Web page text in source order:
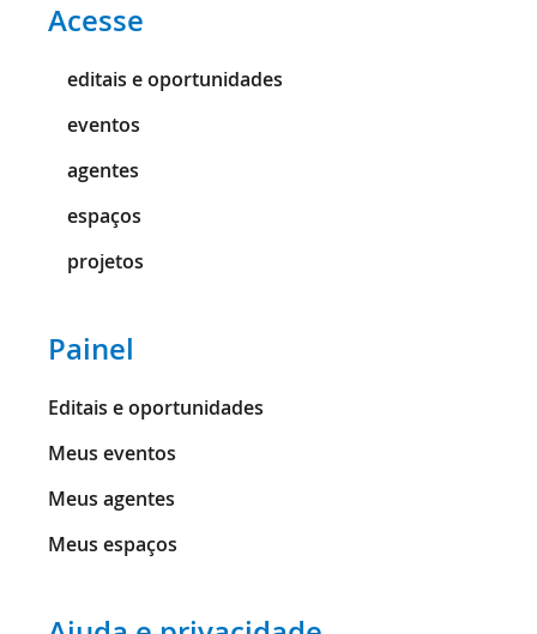
Acesse
editais e oportunidades
eventos
agentes
espaços
projetos
Painel
Editais e oportunidades
Meus eventos
Meus agentes
Meus espaços